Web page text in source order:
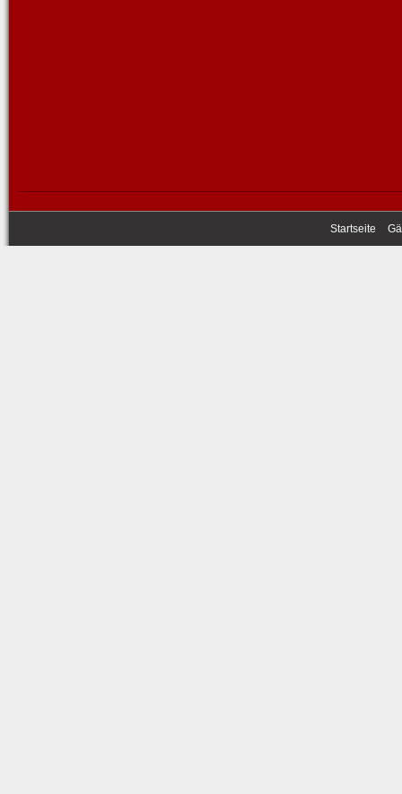
Startseite